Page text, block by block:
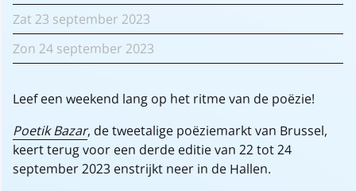
Zat 23 september 2023
Zon 24 september 2023
Leef een weekend lang op het ritme van de poëzie!
Poetik Bazar, de tweetalige poëziemarkt van Brussel,
keert terug voor een derde editie van 22 tot 24
september 2023 enstrijkt neer in de Hallen.